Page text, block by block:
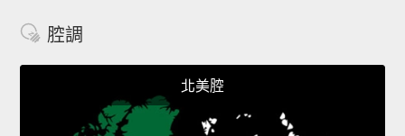
腔調
北美腔